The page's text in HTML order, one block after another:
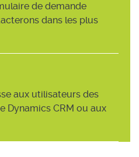
de demande
dans les plus
aux utilisateurs des
Dynamics CRM ou aux